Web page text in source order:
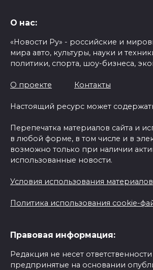
О нас:
«Новости Ру» - российские и
мира авто, культуры, науки и
политики, спорта, шоу-бизнеса,
О проекте Контакты
Настоящий ресурс может
Перепечатка материалов сайта и
в любой форме, в том числе и в
возможно только при наличии
использованные новости.
Условия использования
Политика использования cookie-
Правовая информация:
Редакция не несет
предпринятые на основании